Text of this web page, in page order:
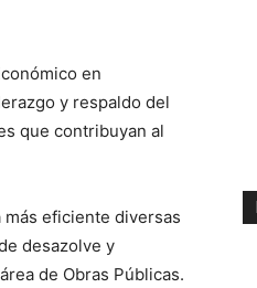
en
y respaldo del
que contribuyan al
más eficiente diversas
desazolve y
de Obras Públicas.